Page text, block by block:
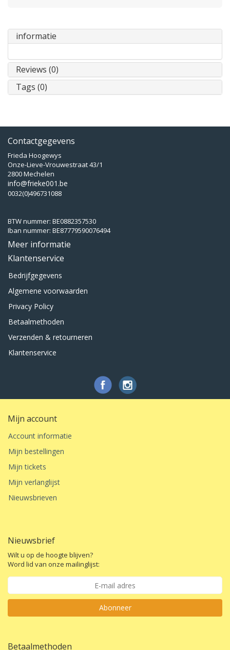
informatie
Reviews (0)
Tags (0)
Contactgegevens
Frieda Hoogewys
Onze-Lieve-Vrouwestraat 43/1
2800 Mechelen
info@frieke001.be
0032(0)496731088
BTW nummer: BE0882357530
Iban nummer: BE87779590076494
Meer informatie
Klantenservice
Bedrijfgegevens
Algemene voorwaarden
Privacy Policy
Betaalmethoden
Verzenden & retourneren
Klantenservice
Mijn account
Account informatie
Mijn bestellingen
Mijn tickets
Mijn verlanglijst
Nieuwsbrieven
Nieuwsbrief
Wilt u op de hoogte blijven?
Word lid van onze mailinglijst:
Abonneer
Betaalmethoden